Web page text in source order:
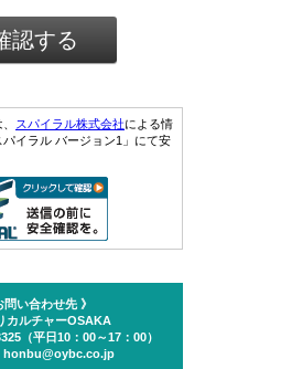
スパイラル株式会社による情
イラル バージョン1」にて安
問い合わせ先 》
カルチャーOSAKA
（平日10：00～17：00）
honbu@oybc.co.jp